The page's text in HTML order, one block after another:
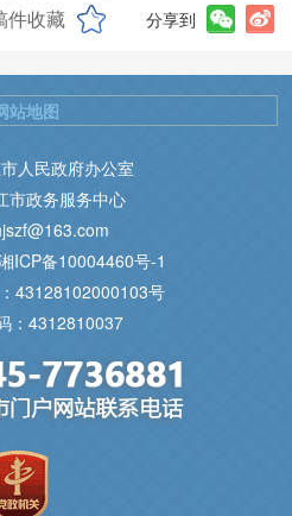
件收藏 分享到
人民政府办公室
市政务服务中心
ICP备10004460号-1
43128102000103号
：4312810037
站地图